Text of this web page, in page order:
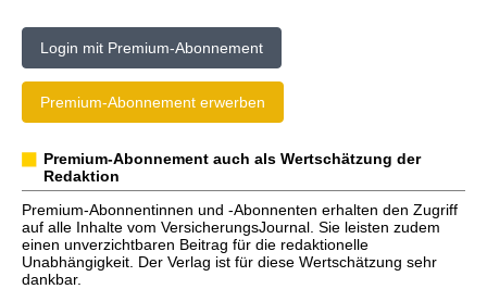
Login mit Premium-Abonnement
Premium-Abonnement erwerben
Premium-Abonnement auch als Wertschätzung der
Redaktion
Premium-Abonnentinnen und -Abonnenten erhalten den Zugriff
auf alle Inhalte vom VersicherungsJournal. Sie leisten zudem
einen unverzichtbaren Beitrag für die redaktionelle
Unabhängigkeit. Der Verlag ist für diese Wertschätzung sehr
dankbar.